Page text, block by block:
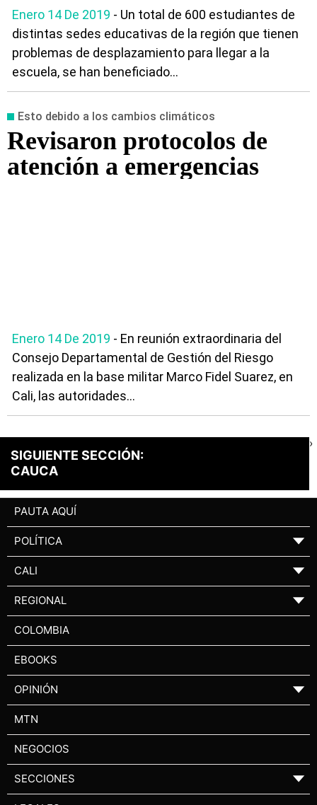
Enero 14 De 2019 - Un total de 600 estudiantes de
distintas sedes educativas de la región que tienen
problemas de desplazamiento para llegar a la
escuela, se han beneficiado...
Esto debido a los cambios climáticos
Revisaron protocolos de
atención a emergencias
Enero 14 De 2019 - En reunión extraordinaria del
Consejo Departamental de Gestión del Riesgo
realizada en la base militar Marco Fidel Suarez, en
Cali, las autoridades...
SIGUIENTE SECCIÓN:
CAUCA
›
PAUTA AQUÍ
POLÍTICA ▼
CALI ▼
REGIONAL ▼
COLOMBIA
EBOOKS
OPINIÓN ▼
MTN
NEGOCIOS
SECCIONES ▼